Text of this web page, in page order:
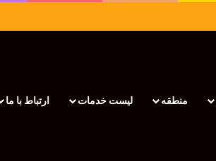
منطقه لیست خدمات ارتباط با ما